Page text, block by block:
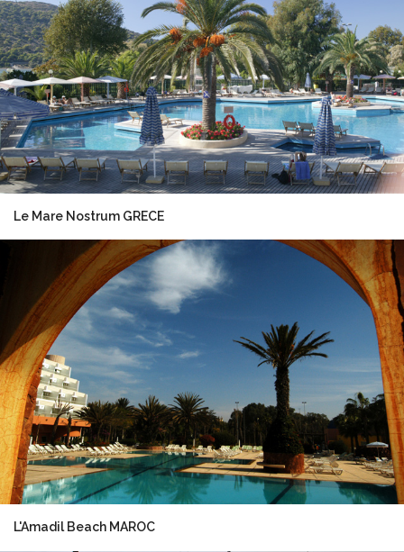
Le Mare Nostrum GRECE
L'Amadil Beach MAROC